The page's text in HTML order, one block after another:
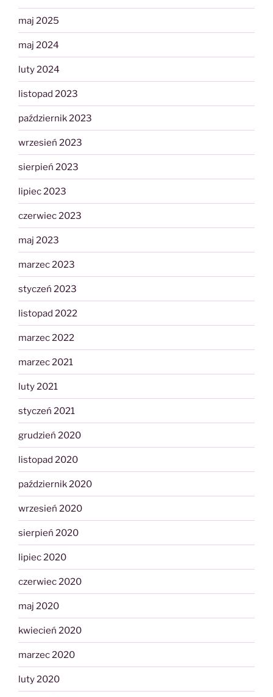
maj 2025
maj 2024
luty 2024
listopad 2023
październik 2023
wrzesień 2023
sierpień 2023
lipiec 2023
czerwiec 2023
maj 2023
marzec 2023
styczeń 2023
listopad 2022
marzec 2022
marzec 2021
luty 2021
styczeń 2021
grudzień 2020
listopad 2020
październik 2020
wrzesień 2020
sierpień 2020
lipiec 2020
czerwiec 2020
maj 2020
kwiecień 2020
marzec 2020
luty 2020